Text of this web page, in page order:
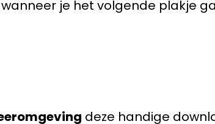
je het volgende plakje
deze handige